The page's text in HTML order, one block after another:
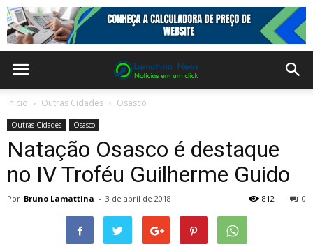
Inicio Outras Cidades Osasco
Outras Cidades Osasco
Natação Osasco é destaque
no IV Troféu Guilherme Guido
Por Bruno Lamattina - 3 de abril de 2018 0
812